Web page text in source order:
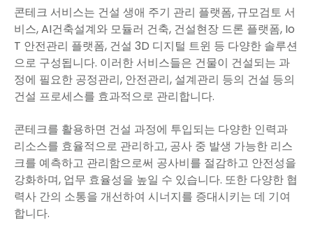
콘테크 서비스는 건설 생애 주기 관리 플랫폼, 규모검토 서
비스, AI건축설계와 모듈러 건축, 건설현장 드론 플랫폼, Io
T 안전관리 플랫폼, 건설 3D 디지털 트윈 등 다양한 솔루션
으로 구성됩니다. 이러한 서비스들은 건물이 건설되는 과
정에 필요한 공정관리, 안전관리, 설계관리 등의 건설 등의
건설 프로세스를 효과적으로 관리합니다.
콘테크를 활용하면 건설 과정에 투입되는 다양한 인력과
리소스를 효율적으로 관리하고, 공사 중 발생 가능한 리스
크를 예측하고 관리함으로써 공사비를 절감하고 안전성을
강화하며, 업무 효율성을 높일 수 있습니다. 또한 다양한 협
력사 간의 소통을 개선하여 시너지를 증대시키는 데 기여
합니다.